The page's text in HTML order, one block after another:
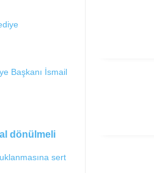
Başkanı İsmail
dönülmeli
sert